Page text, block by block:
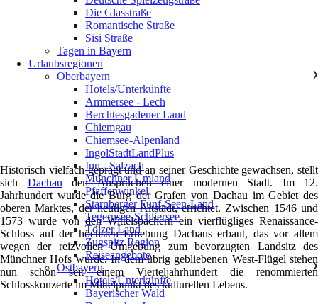
Historisch vielfach geprägt und an seiner Geschichte gewachsen, stellt
sich Dachau den Ansprüchen einer modernen Stadt. Im 12.
Jahrhundert wurde die Burg der Grafen von Dachau im Gebiet des
oberen Marktes, der heutigen Altstadt, errichtet. Zwischen 1546 und
1573 wurde von den Wittelsbachern ein vierflügliges Renaissance-
Schloss auf der höchsten Erhebung Dachaus erbaut, das vor allem
wegen der reizvollen Umgebung zum bevorzugten Landsitz des
Münchner Hofs wurde. In dem übrig gebliebenen West-Flügel stehen
nun schon seit einem Vierteljahrhundert die renommierten
Schlosskonzerte im Mittelpunkt des kulturellen Lebens.
Die Glasstraße
Romantische Straße
Sisi Straße
Tagen in Bayern
Urlaubsregionen
Oberbayern
❯
Hotels/Unterkünfte
Ammersee - Lech
Berchtesgadener Land
Chiemgau
Chiemsee-Alpenland
IngolStadtLandPlus
Inn - Salzach
Münchner Umland
Pfaffenwinkel
Starnberger Fünf-Seen-Land
Tegernsee-Schliersee
Tölzer Land
Zugspitz Region
Reiseangebote
Ostbayern
❯
Hotels/Unterkünfte
Bayerischer Wald